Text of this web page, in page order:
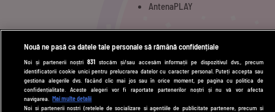
AntenaPLAY
UTILE
Cod deontologic
Termeni și condiții
Politica de cookies
Nouă ne pasă ca datele tale personale să rămână confidențiale
Noi și partenerii noștri831 stocăm și/sau accesăm informații pe dispozitivul dvs., precum
identificatorii cookie unici pentru prelucrarea datelor cu caracter personal. Puteți accepta sau
gestiona alegerile dvs. făcând clic mai jos sau în orice moment, pe pagina cu politica de
confidențialitate. Aceste alegeri vor fi raportate partenerilor noștri și nu vă vor afecta
navigarea.
Mai multe detalii
Noi si partenerii nostri (retelele de socializare si agentiile de publicitate partenere, precum si